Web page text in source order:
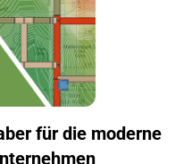
für die moderne